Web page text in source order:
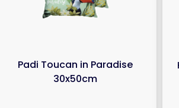
Padi Toucan in Paradise
30x50cm